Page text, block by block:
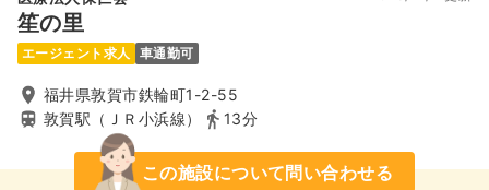
笙の里
エージェント求人 車通勤可
福井県敦賀市鉄輪町1-2-55
敦賀駅（ＪＲ小浜線）
13分
この施設について問い合わせる